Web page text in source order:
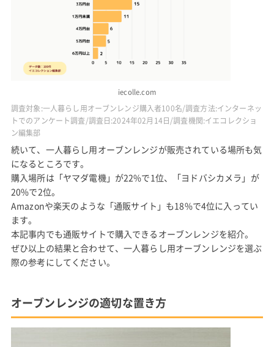
iecolle.com
調査対象:一人暮らし用オーブンレンジ購入者100名/調査方法:インターネッ
トでのアンケート調査/調査日:2024年02月14日/調査機関:イエコレクショ
ン編集部
続いて、一人暮らし用オーブンレンジが販売されている場所も気
になるところです。
購入場所は「ヤマダ電機」が22%で1位、「ヨドバシカメラ」が
20%で2位。
Amazonや楽天のような「通販サイト」も18%で4位に入ってい
ます。
本記事内でも通販サイトで購入できるオーブンレンジを紹介。
ぜひ以上の結果と合わせて、一人暮らし用オーブンレンジを選ぶ
際の参考にしてください。
オーブンレンジの適切な置き方